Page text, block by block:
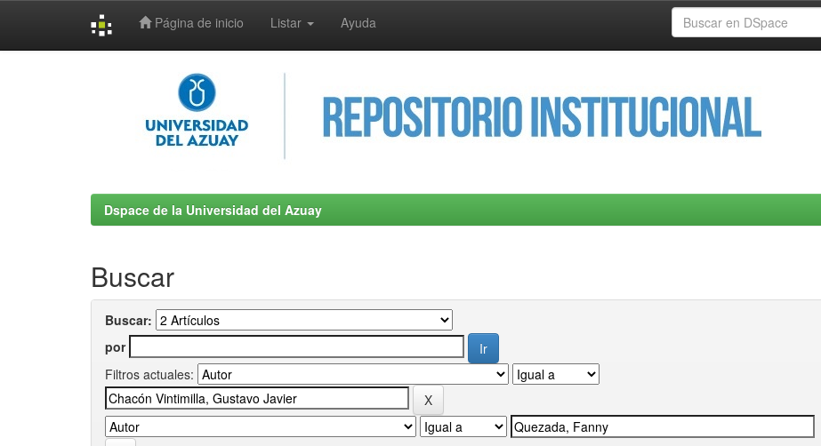
Página de inicio Listar Ayuda
Dspace de la Universidad del Azuay
Buscar
Buscar:
por
Filtros actuales: